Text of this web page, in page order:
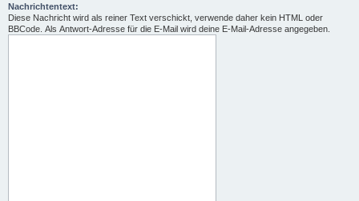
Nachrichtentext:
Diese Nachricht wird als reiner Text verschickt, verwende daher kein HTML oder
BBCode. Als Antwort-Adresse für die E-Mail wird deine E-Mail-Adresse angegeben.